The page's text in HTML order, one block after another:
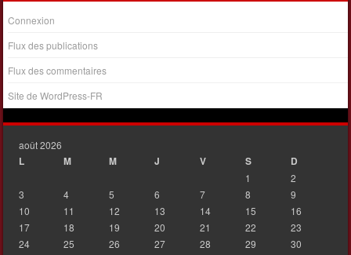
Connexion
Flux des publications
Flux des commentaires
Site de WordPress-FR
août 2026
L M M J V S D
1
2
3
4 5 6 7 8
9
10
11 12 13 14 15
16
17
18 19 20 21 22
23
24
25 26 27 28 29
30